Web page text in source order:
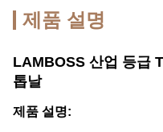
제품 설명
LAMBOSS 산업 등급
톱날
제품 설명: